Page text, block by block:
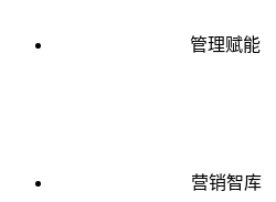
管理赋能
营销智库